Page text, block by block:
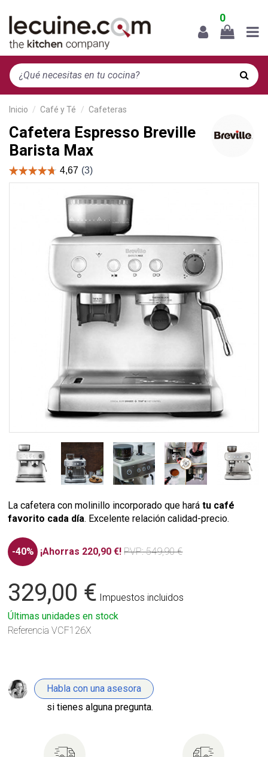
0
Inicio Café y Té Cafeteras
Cafetera Espresso Breville
Barista Max
La cafetera con molinillo incorporado que harátu café
favorito cada día. Excelente relación calidad-precio.
-40% ¡Ahorras 220,90 €! PVP: 549,90 €
329,00 € Impuestos incluidos
Últimas unidades en stock
Referencia VCF126X
Habla con una asesora
si tienes alguna pregunta.